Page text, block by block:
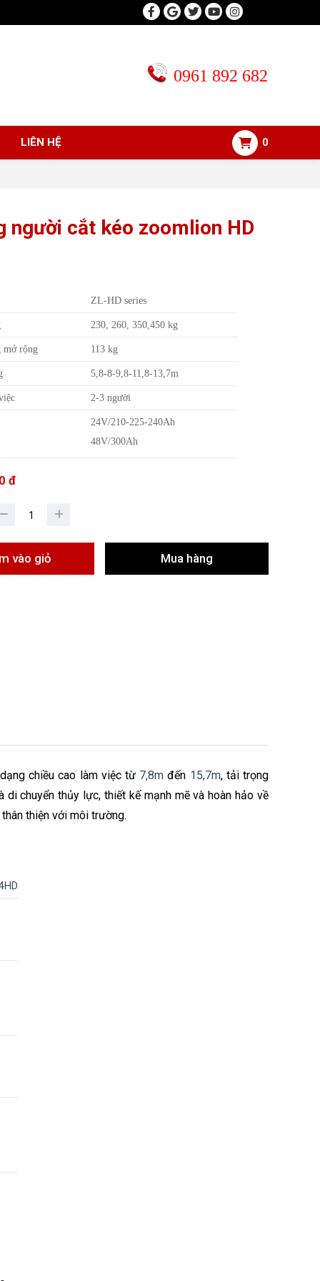
0961 892 682
LIÊN HỆ 0
người cắt kéo zoomlion HD
ZL-HD series
230, 260, 350,450 kg
mở rộng 113 kg
5,8-8-9,8-11,8-13,7m
2-3 người
24V/210-225-240Ah
48V/300Ah
đ
chiều cao làm việc từ 7,8m đến 15,7m, tải trọng
chuyển thủy lực, thiết kế mạnh mẽ và hoàn hảo về
thiện với môi trường.